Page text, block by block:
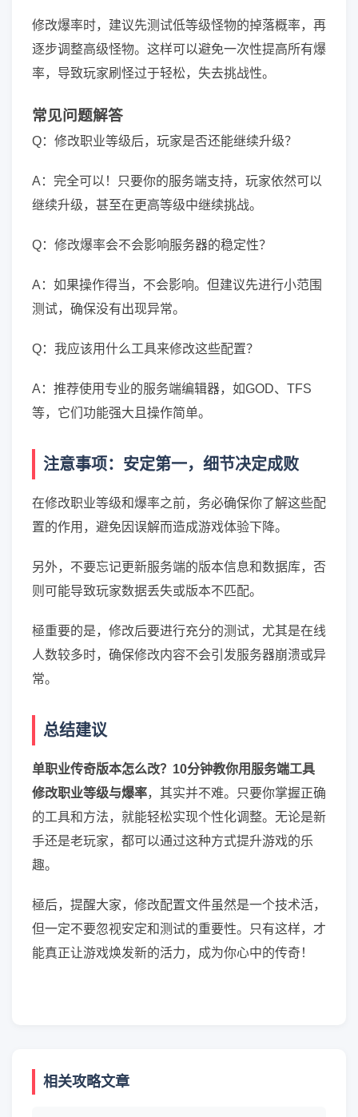
修改爆率时，建议先测试低等级怪物的掉落概率，再
逐步调整高级怪物。这样可以避免一次性提高所有爆
率，导致玩家刷怪过于轻松，失去挑战性。
常见问题解答
Q：修改职业等级后，玩家是否还能继续升级？
A：完全可以！只要你的服务端支持，玩家依然可以
继续升级，甚至在更高等级中继续挑战。
Q：修改爆率会不会影响服务器的稳定性？
A：如果操作得当，不会影响。但建议先进行小范围
测试，确保没有出现异常。
Q：我应该用什么工具来修改这些配置？
A：推荐使用专业的服务端编辑器，如GOD、TFS
等，它们功能强大且操作简单。
注意事项：安定第一，细节决定成败
在修改职业等级和爆率之前，务必确保你了解这些配
置的作用，避免因误解而造成游戏体验下降。
另外，不要忘记更新服务端的版本信息和数据库，否
则可能导致玩家数据丢失或版本不匹配。
極重要的是，修改后要进行充分的测试，尤其是在线
人数较多时，确保修改内容不会引发服务器崩溃或异
常。
总结建议
单职业传奇版本怎么改？10分钟教你用服务端工具
修改职业等级与爆率，其实并不难。只要你掌握正确
的工具和方法，就能轻松实现个性化调整。无论是新
手还是老玩家，都可以通过这种方式提升游戏的乐
趣。
極后，提醒大家，修改配置文件虽然是一个技术活，
但一定不要忽视安定和测试的重要性。只有这样，才
能真正让游戏焕发新的活力，成为你心中的传奇！
相关攻略文章